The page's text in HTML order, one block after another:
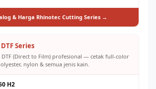
& Harga Rhinotec Cutting Series →
Series
DTF (Direct to Film) profesional — cetak full-color
nylon & semua jenis kain.
H2